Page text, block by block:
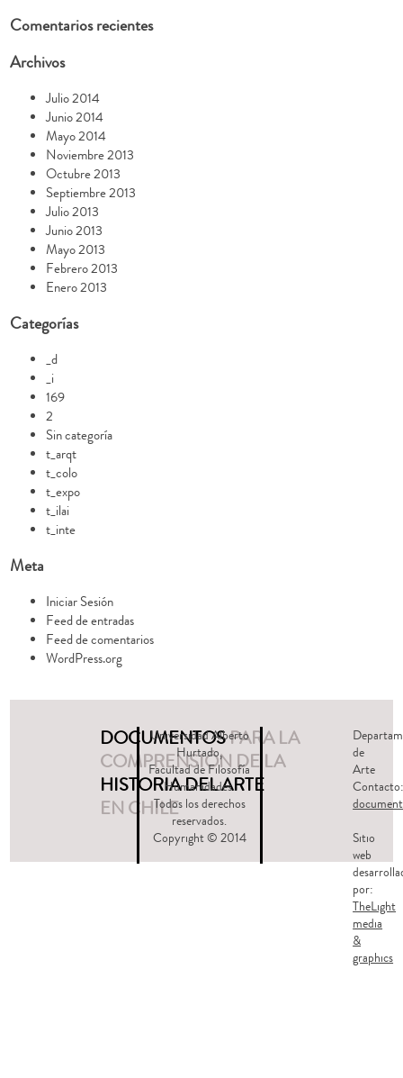
Comentarios recientes
Archivos
Julio 2014
Junio 2014
Mayo 2014
Noviembre 2013
Octubre 2013
Septiembre 2013
Julio 2013
Junio 2013
Mayo 2013
Febrero 2013
Enero 2013
Categorías
_d
_i
169
2
Sin categoría
t_arqt
t_colo
t_expo
t_ilai
t_inte
Meta
Iniciar Sesión
Feed de entradas
Feed de comentarios
WordPress.org
DOCUMENTOSPARA LA
COMPRENSIÓN DE LA
HISTORIA DEL ARTE
EN CHILE
Universidad Alberto
Hurtado,
Facultad de Filosofía
Humanidades.
Todos los derechos
reservados.
Copyright © 2014
de
Arte
Sitio
web
por:
TheLight
media
&
graphics